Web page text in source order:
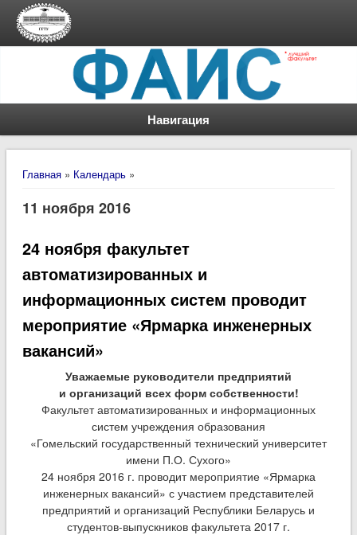
Навигация
Вы здесь
Главная» Календарь»
11 ноября 2016
24 ноября факультет
автоматизированных и
информационных систем проводит
мероприятие «Ярмарка инженерных
вакансий»
Уважаемые руководители предприятий
и организаций всех форм собственности!
Факультет автоматизированных и информационных
систем учреждения образования
«Гомельский государственный технический университет
имени П.О. Сухого»
24 ноября 2016 г. проводит мероприятие «Ярмарка
инженерных вакансий» с участием представителей
предприятий и организаций Республики Беларусь и
студентов-выпускников факультета 2017 г.